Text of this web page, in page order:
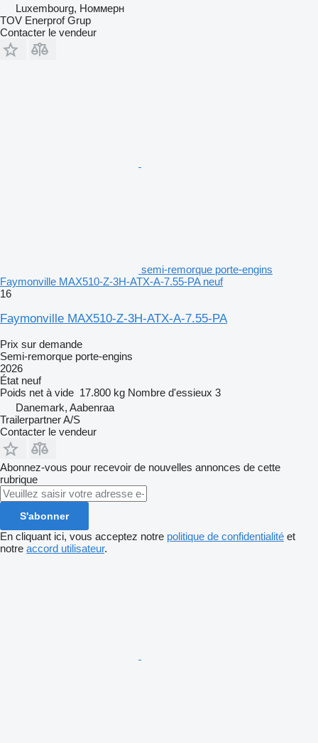
Luxembourg, Номмерн
TOV Enerprof Grup
Contacter le vendeur
semi-remorque porte-engins
Faymonville MAX510-Z-3H-ATX-A-7.55-PA neuf
16
Faymonville MAX510-Z-3H-ATX-A-7.55-PA
Prix sur demande
Semi-remorque porte-engins
2026
État neuf
Poids net à vide 17.800 kg Nombre d'essieux 3
Danemark, Aabenraa
Trailerpartner A/S
Contacter le vendeur
Abonnez-vous pour recevoir de nouvelles annonces de cette
rubrique
S'abonner
En cliquant ici, vous acceptez notre politique de confidentialité et
notre accord utilisateur.